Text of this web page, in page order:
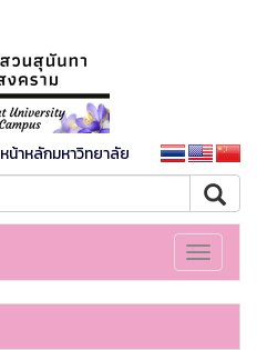
หน้าหลักมหาวิทยาลัย
Toggle